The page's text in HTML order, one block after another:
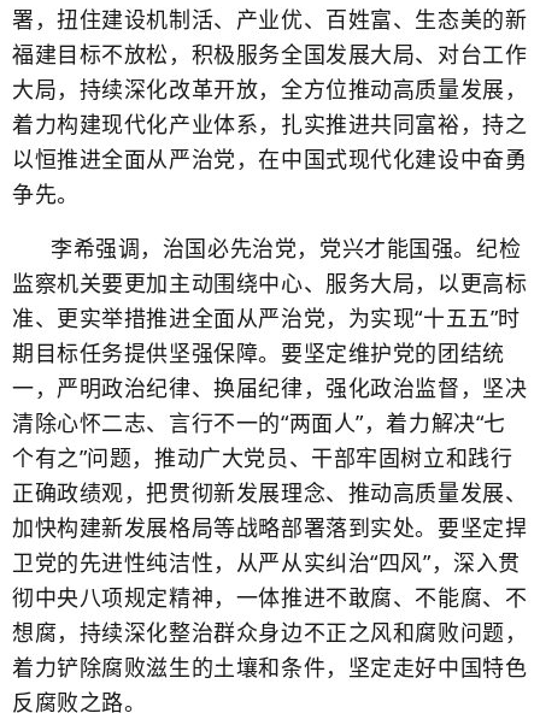
署，扭住建设机制活、产业优、百姓富、生态美的新
福建目标不放松，积极服务全国发展大局、对台工作
大局，持续深化改革开放，全方位推动高质量发展，
着力构建现代化产业体系，扎实推进共同富裕，持之
以恒推进全面从严治党，在中国式现代化建设中奋勇
争先。
李希强调，治国必先治党，党兴才能国强。纪检
监察机关要更加主动围绕中心、服务大局，以更高标
准、更实举措推进全面从严治党，为实现“十五五”时
期目标任务提供坚强保障。要坚定维护党的团结统
一，严明政治纪律、换届纪律，强化政治监督，坚决
清除心怀二志、言行不一的“两面人”，着力解决“七
个有之”问题，推动广大党员、干部牢固树立和践行
正确政绩观，把贯彻新发展理念、推动高质量发展、
加快构建新发展格局等战略部署落到实处。要坚定捍
卫党的先进性纯洁性，从严从实纠治“四风”，深入贯
彻中央八项规定精神，一体推进不敢腐、不能腐、不
想腐，持续深化整治群众身边不正之风和腐败问题，
着力铲除腐败滋生的土壤和条件，坚定走好中国特色
反腐败之路。